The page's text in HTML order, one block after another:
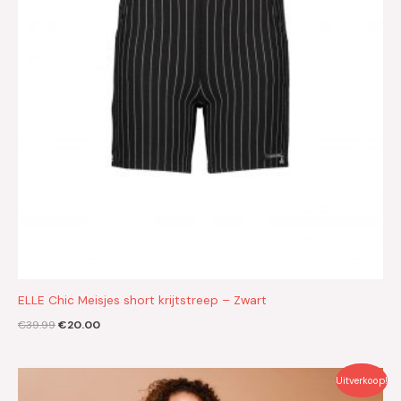
ELLE Chic Meisjes short krijtstreep – Zwart
€39.99€20.00
Uitverkoop!